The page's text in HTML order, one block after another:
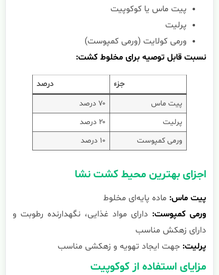
پیت ماس یا کوکوپیت
پرلیت
ورمی کولایت (ورمی کمپوست)
نسبت قابل توصیه برای مخلوط کشت:
جزء
درصد
پیت ماس
۷۰ درصد
پرلیت
۲۰ درصد
ورمی کمپوست
۱۰ درصد
اجزای بهترین محیط کشت نشا
پیت ماس: ماده پایه‌ای مخلوط
ورمی کمپوست: دارای مواد غذایی، نگهدارنده رطوبت و
دارای زهکش مناسب
پرلیت: جهت ایجاد تهویه و زهکشی مناسب
مزایای استفاده از کوکوپیت